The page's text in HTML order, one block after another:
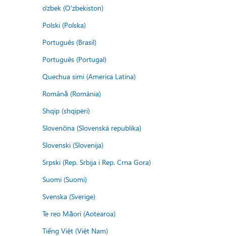
o'zbek (O'zbekiston)
Polski (Polska)
Português (Brasil)
Português (Portugal)
Quechua simi (America Latina)
Română (România)
Shqip (shqipëri)
Slovenčina (Slovenská republika)
Slovenski (Slovenija)
Srpski (Rep. Srbija i Rep. Crna Gora)
Suomi (Suomi)
Svenska (Sverige)
Te reo Māori (Aotearoa)
Tiếng Việt (Việt Nam)